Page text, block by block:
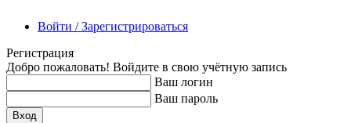
Войти / Зарегистрироваться
Регистрация
Добро пожаловать! Войдите в свою учётную запись
Ваш логин
Ваш пароль